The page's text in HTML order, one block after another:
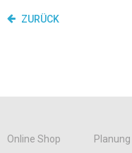
ZURÜCK
Online Shop
Planung